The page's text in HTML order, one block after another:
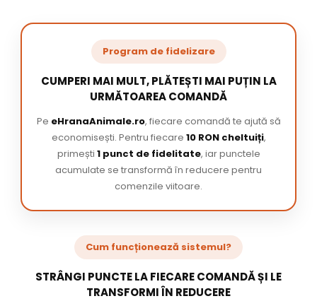
Program de fidelizare
CUMPERI MAI MULT, PLĂTEȘTI MAI PUȚIN LA
URMĂTOAREA COMANDĂ
Pe eHranaAnimale.ro, fiecare comandă te ajută să
economisești. Pentru fiecare 10 RON cheltuiți,
primești 1 punct de fidelitate, iar punctele
acumulate se transformă în reducere pentru
comenzile viitoare.
Cum funcționează sistemul?
STRÂNGI PUNCTE LA FIECARE COMANDĂ ȘI LE
TRANSFORMI ÎN REDUCERE